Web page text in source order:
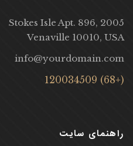
2005 Stokes Isle Apt. 896,
Venaville 10010, USA
info@yourdomain.com
(+68) 120034509
راهنمای سایت